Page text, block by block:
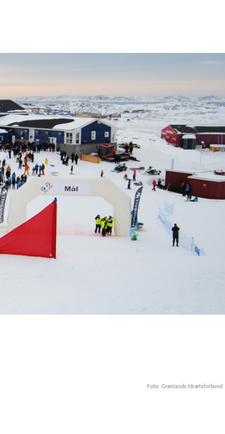
Foto: Grønlands Idrætsforbund